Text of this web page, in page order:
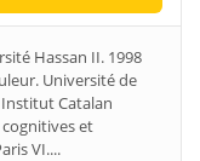
Hassan II. 1998
Université de
Catalan
cognitives et
VI....